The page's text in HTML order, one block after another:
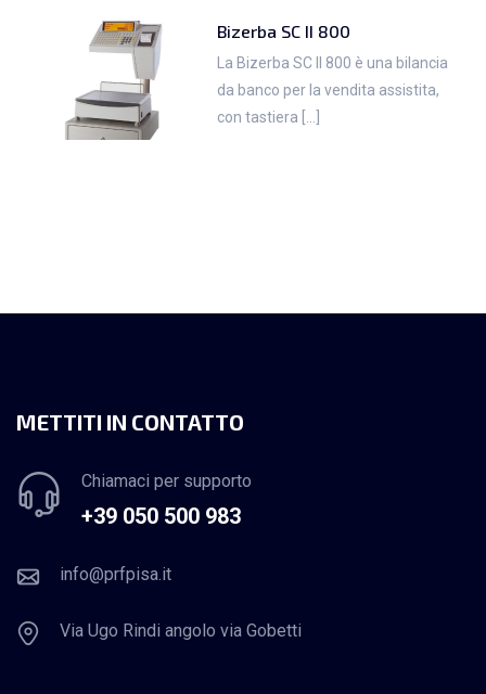
Bizerba SC II 800
La Bizerba SC II 800 è una bilancia
da banco per la vendita assistita,
con tastiera [...]
METTITI IN CONTATTO
Chiamaci per supporto
+39 050 500 983
info@prfpisa.it
Via Ugo Rindi angolo via Gobetti